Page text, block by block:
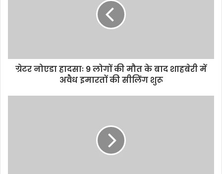
ग्रेटर नोएडा हादसाः 9 लोगों की मौत के बाद शाहबेरी में
अवैध इमारतों की सीलिंग शुरू